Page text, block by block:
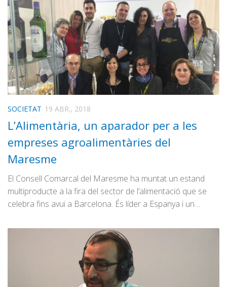
SOCIETAT 19 ABR., 2018
L’Alimentària, un aparador per a les
empreses agroalimentàries del
Maresme
El Consell Comarcal del Maresme ha muntat un estand
multiproducte a la fira del sector de l’alimentació que se
celebra fins avui a Barcelona. És líder a Espanya i un…